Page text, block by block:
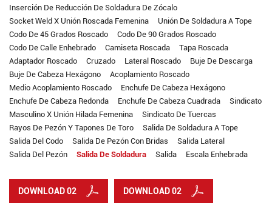
Inserción De Reducción De Soldadura De Zócalo
Socket Weld X Unión Roscada Femenina
Unión De Soldadura A Tope
Codo De 45 Grados Roscado
Codo De 90 Grados Roscado
Codo De Calle Enhebrado
Camiseta Roscada
Tapa Roscada
Adaptador Roscado
Cruzado Lateral Roscado
Buje De Descarga
Buje De Cabeza Hexágono
Acoplamiento Roscado
Medio Acoplamiento Roscado
Enchufe De Cabeza Hexágono
Enchufe De Cabeza Redonda
Enchufe De Cabeza Cuadrada
Sindicato
Masculino X Unión Hilada Femenina
Sindicato De Tuercas
Rayos De Pezón Y Tapones De Toro
Salida De Soldadura A Tope
Salida Del Codo
Salida De Pezón Con Bridas
Salida Lateral
Salida Del Pezón
Salida De Soldadura Salida Escala Enhebrada
DOWNLOAD 02 DOWNLOAD 02